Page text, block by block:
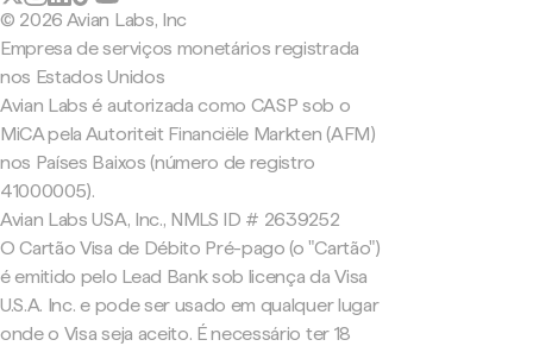
© 2026 Avian Labs, Inc
Empresa de serviços monetários registrada
nos Estados Unidos
Avian Labs é autorizada como CASP sob o
MiCA pela Autoriteit Financiële Markten (AFM)
nos Países Baixos (número de registro
41000005).
Avian Labs USA, Inc., NMLS ID # 2639252
O Cartão Visa de Débito Pré-pago (o "Cartão")
é emitido pelo Lead Bank sob licença da Visa
U.S.A. Inc. e pode ser usado em qualquer lugar
onde o Visa seja aceito. É necessário ter 18